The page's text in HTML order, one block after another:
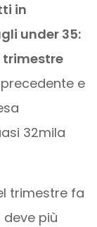
in
under 35:
trimestre
e
32mila
trimestre fa
deve più